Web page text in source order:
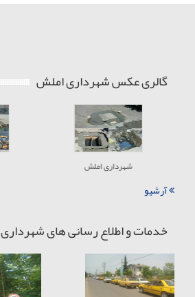
گالری عکس شهرداری املش
شهرداری املش
آرشیو
خدمات و اطلاع رسانی های شهرداری